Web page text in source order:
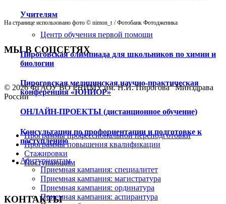
Учителям
Центр обучения первой помощи
Пироговская олимпиада для школьников по химии и
биологии
Пироговская медицинская научно-практическая
конференция «ЮНИОР»
ОНЛАЙН-ПРОЕКТЫ (дистанционное обучение)
Консультации по профориентации и подготовке к
поступлению
Абитуриентам
Приемная кампания: специалитет
Приемная кампания: магистратура
Приемная кампания: ординатура
Приемная кампания: аспирантура
На странице использовано фото © nimon_t / Фотобанк Фотодженика
МЫ В СОЦСЕТЯХ
© 2026 ФГАОУ ВО РНИМУ им. Н.И. Пирогова" Минздрава
России
Программы профессиональной переподготовки
Программы повышения квалификации
Стажировки
Поступающим
КОНТАКТЫ